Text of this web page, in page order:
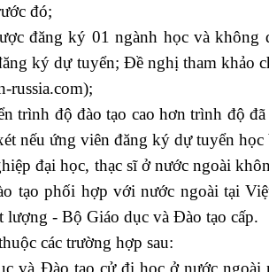
đó;
đăng ký 01 ngành học và không
ký dự tuyển; Đề nghị tham khảo
russia.com);
trình độ đào tạo cao hơn trình độ
nếu ứng viên đăng ký dự tuyển học
đại học, thạc sĩ ở nước ngoài
tạo phối hợp với nước ngoài tại
lượng - Bộ Giáo dục và Đào tạo cấp.
các trường hợp sau:
và Đào tạo cử đi học ở nước ngoài